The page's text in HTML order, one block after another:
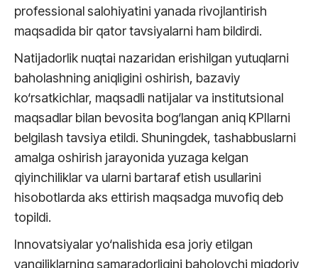
professional salohiyatini yanada rivojlantirish
maqsadida bir qator tavsiyalarni ham bildirdi.
Natijadorlik nuqtai nazaridan erishilgan yutuqlarni
baholashning aniqligini oshirish, bazaviy
ko‘rsatkichlar, maqsadli natijalar va institutsional
maqsadlar bilan bevosita bog‘langan aniq KPIlarni
belgilash tavsiya etildi. Shuningdek, tashabbuslarni
amalga oshirish jarayonida yuzaga kelgan
qiyinchiliklar va ularni bartaraf etish usullarini
hisobotlarda aks ettirish maqsadga muvofiq deb
topildi.
Innovatsiyalar yo‘nalishida esa joriy etilgan
yangiliklarning samaradorligini baholovchi miqdoriy